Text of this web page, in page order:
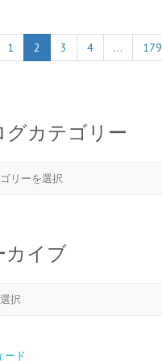
1 2 3 4 … 179
グカテゴリー
カイブ
ード